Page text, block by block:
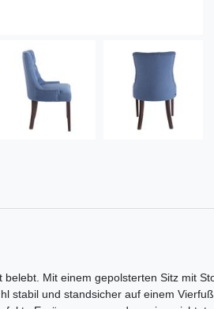
Mit einem gepolsterten Sitz mit
stabil und standsicher auf einem